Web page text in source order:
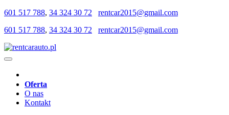
601 517 788, 34 324 30 72
rentcar2015@gmail.com
601 517 788, 34 324 30 72 rentcar2015@gmail.com
Oferta
O nas
Kontakt